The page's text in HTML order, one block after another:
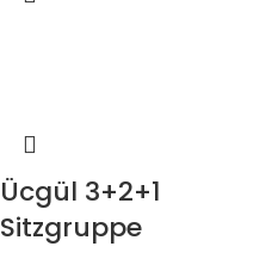
Ücgül 3+2+1
Sitzgruppe